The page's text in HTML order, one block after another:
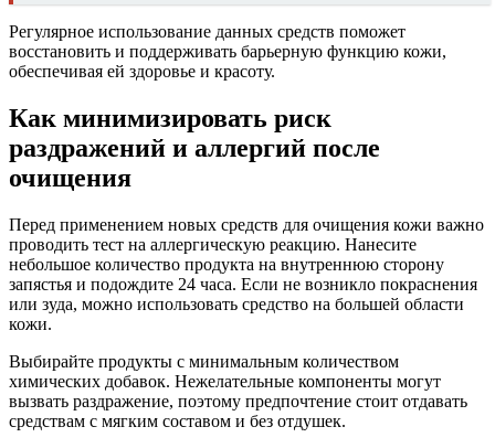
Регулярное использование данных средств поможет
восстановить и поддерживать барьерную функцию кожи,
обеспечивая ей здоровье и красоту.
Как минимизировать риск
раздражений и аллергий после
очищения
Перед применением новых средств для очищения кожи важно
проводить тест на аллергическую реакцию. Нанесите
небольшое количество продукта на внутреннюю сторону
запястья и подождите 24 часа. Если не возникло покраснения
или зуда, можно использовать средство на большей области
кожи.
Выбирайте продукты с минимальным количеством
химических добавок. Нежелательные компоненты могут
вызвать раздражение, поэтому предпочтение стоит отдавать
средствам с мягким составом и без отдушек.